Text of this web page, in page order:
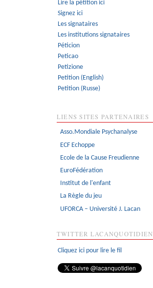
Lire la pétition ici
Signez ici
Les signataires
Les institutions signataires
Péticion
Peticao
Petizione
Petition (English)
Petition (Russe)
LIENS SITES PARTENAIRES
Asso.Mondiale Psychanalyse
ECF Echoppe
Ecole de la Cause Freudienne
EuroFédération
Institut de l'enfant
La Règle du jeu
UFORCA – Université J. Lacan
TWITTER LACANQUOTIDIEN
Cliquez ici pour lire le fil